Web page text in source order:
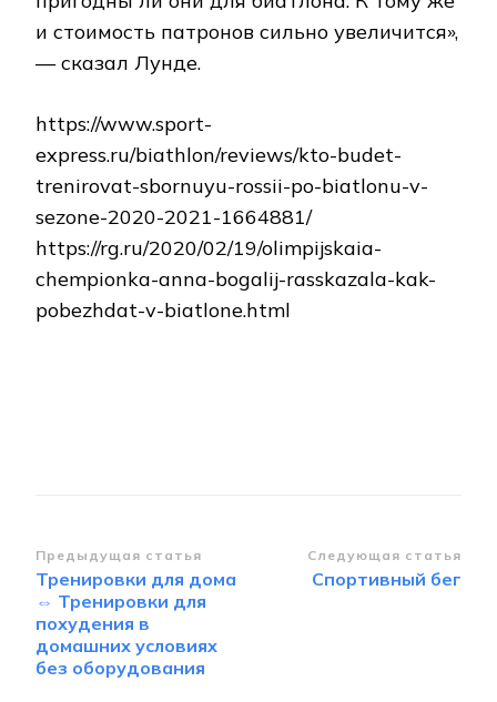
и стоимость патронов сильно увеличится»,
— сказал Лунде.
https://www.sport-
express.ru/biathlon/reviews/kto-budet-
trenirovat-sbornuyu-rossii-po-biatlonu-v-
sezone-2020-2021-1664881/
https://rg.ru/2020/02/19/olimpijskaia-
chempionka-anna-bogalij-rasskazala-kak-
pobezhdat-v-biatlone.html
Навигация
по
записям
Предыдущая статья
Тренировки для дома
⇔ Тренировки для
похудения в
домашних условиях
без оборудования
Следующая статья
Спортивный бег